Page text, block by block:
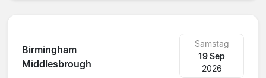
Birmingham
Middlesbrough
Samstag
19 Sep
2026